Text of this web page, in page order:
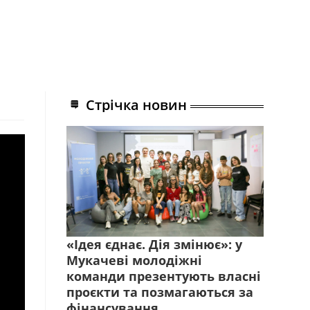
Стрічка новин
«Ідея єднає. Дія змінює»: у
Мукачеві молодіжні
команди презентують власні
проєкти та позмагаються за